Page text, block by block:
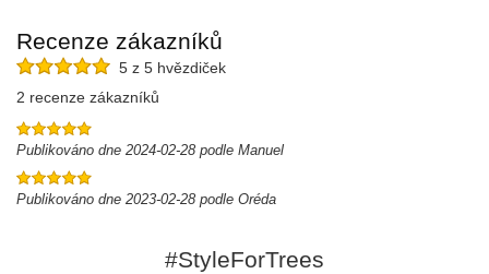
Recenze zákazníků
5 z 5 hvězdiček
2 recenze zákazníků
Publikováno dne 2024-02-28 podle Manuel
Publikováno dne 2023-02-28 podle Oréda
#StyleForTrees